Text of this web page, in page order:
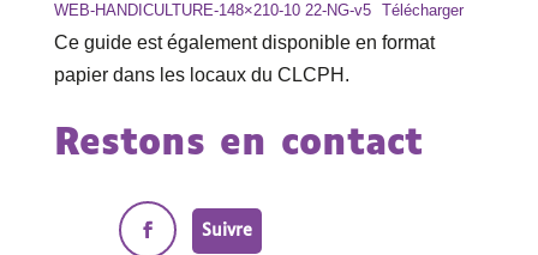
WEB-HANDICULTURE-148×210-10 22-NG-v5 Télécharger
Ce guide est également disponible en format
papier dans les locaux du CLCPH.
Restons en contact
Suivre